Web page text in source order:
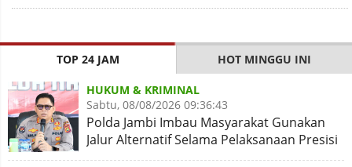
TOP 24 JAM HOT MINGGU INI
HUKUM & KRIMINAL
Sabtu, 08/08/2026 09:36:43
Polda Jambi Imbau Masyarakat Gunakan
Jalur Alternatif Selama Pelaksanaan Presisi
Merdeka Run 2026